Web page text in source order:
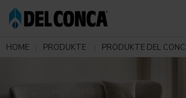
HOME PRODUKTE PRODUKTE DEL